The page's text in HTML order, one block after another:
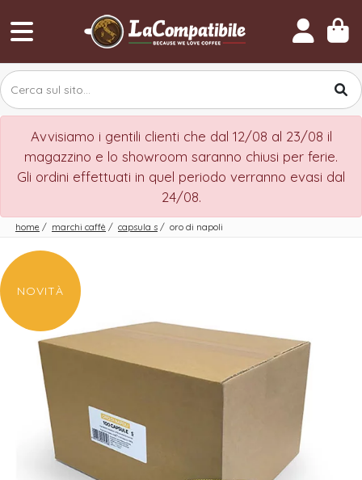
Avvisiamo i gentili clienti che dal 12/08 al 23/08 il
magazzino e lo showroom saranno chiusi per ferie.
Gli ordini effettuati in quel periodo verranno evasi dal
24/08.
home / marchi caffè / capsula s / oro di napoli
NOVITÀ